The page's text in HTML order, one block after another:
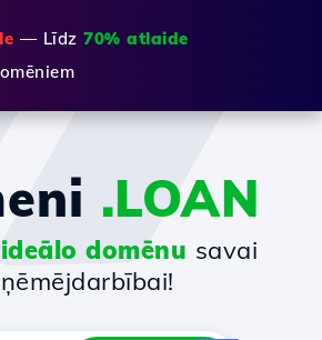
— Līdz 70% atlaide
.LOAN
ideālo domēnu savai